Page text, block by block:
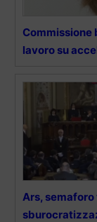
Commissione
lavoro su
Ars,